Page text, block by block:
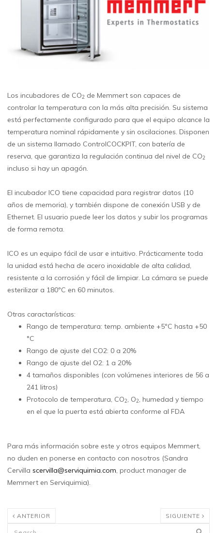
Los incubadores de CO2 de Memmert son capaces de
controlar la temperatura con la más alta precisión. Su sistema
está perfectamente configurado para que el equipo alcance la
temperatura nominal rápidamente y sin oscilaciones. Disponen
de un sistema llamado ControlCOCKPIT, con batería de
reserva, que garantiza la regulación continua del nivel de CO2
incluso si hay un apagón.
El incubador ICO tiene capacidad para registrar datos (10
años de memoria), y también dispone de conexión USB y de
Ethernet. El usuario puede leer los datos y subir los programas
de forma remota.
ICO es un equipo fácil de usar e intuitivo. Prácticamente toda
la unidad está hecha de acero inoxidable de alta calidad,
resistente a la corrosión y fácil de limpiar. La cámara se puede
esterilizar a 180ºC en 60 minutos.
Otras caractarísticas:
Rango de temperatura: temp. ambiente +5ºC hasta +50
°C
Rango de ajuste del CO2: 0 a 20%
Rango de ajuste del O2: 1 a 20%
4 tamaños disponibles (con volúmenes interiores de 56 a
241 litros)
Protocolo de temperatura, CO2, O2, humedad y tiempo
en el que la puerta está abierta conforme al FDA
Para más información sobre este y otros equipos Memmert,
no duden en ponerse en contacto con nosotros (Sandra
Cervilla scervilla@serviquimia.com, product manager de
Memmert en Serviquimia).
ANTERIOR SIGUIENTE